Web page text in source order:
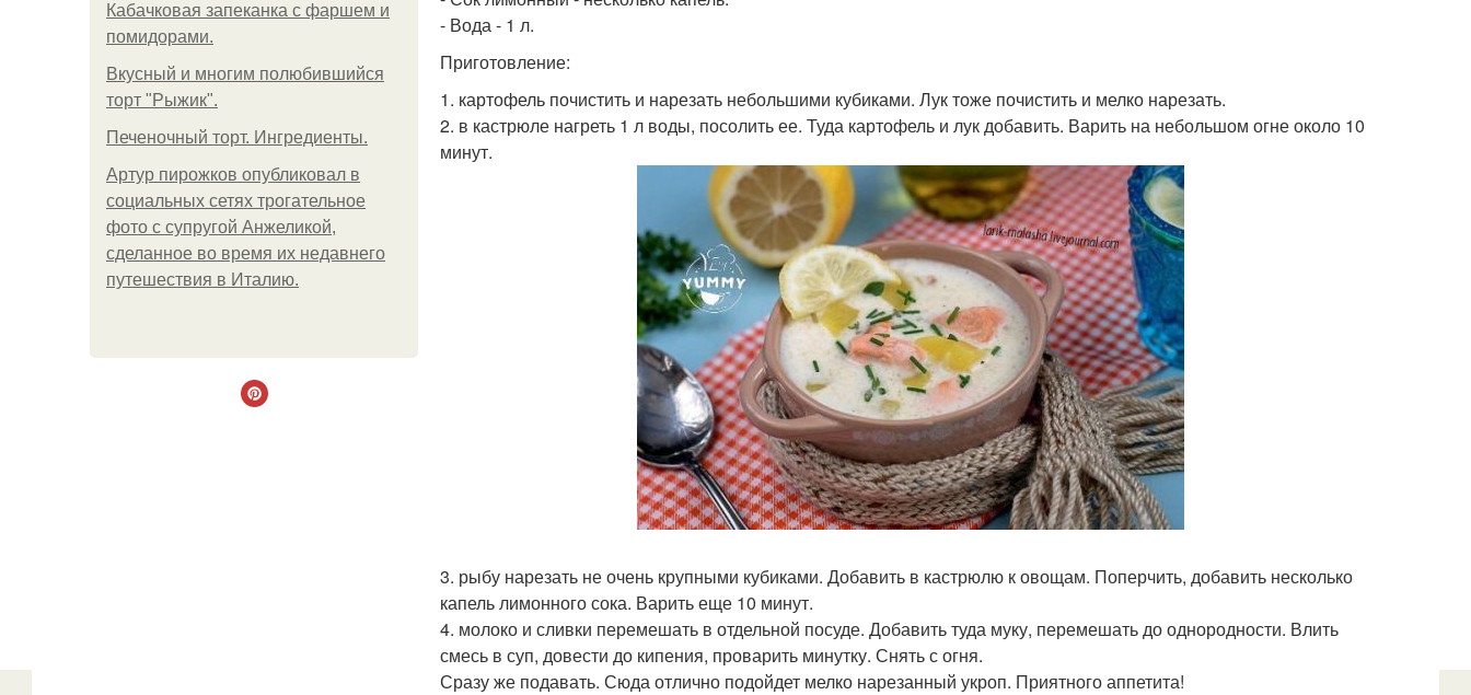
Кабачковая запеканка с фаршем и
помидорами.
Вкусный и многим полюбившийся
торт "Рыжик".
Печеночный торт. Ингредиенты.
Артур пирожков опубликовал в
социальных сетях трогательное
фото с супругой Анжеликой,
сделанное во время их недавнего
путешествия в Италию.
- Вода - 1 л.
Приготовление:
1. картофель почистить и нарезать небольшими кубиками. Лук тоже почистить и мелко нарезать.
2. в кастрюле нагреть 1 л воды, посолить ее. Туда картофель и лук добавить. Варить на небольшом огне около 10
минут.
3. рыбу нарезать не очень крупными кубиками. Добавить в кастрюлю к овощам. Поперчить, добавить несколько
капель лимонного сока. Варить еще 10 минут.
4. молоко и сливки перемешать в отдельной посуде. Добавить туда муку, перемешать до однородности. Влить
смесь в суп, довести до кипения, проварить минутку. Снять с огня.
Сразу же подавать. Сюда отлично подойдет мелко нарезанный укроп. Приятного аппетита!